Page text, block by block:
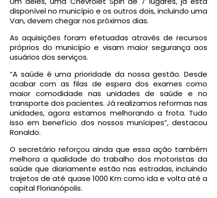
disponível no município e os outros dois, incluindo uma
Van, devem chegar nos próximos dias.
As aquisições foram efetuadas através de recursos
próprios do município e visam maior segurança aos
usuários dos serviços.
“A saúde é uma prioridade da nossa gestão. Desde
acabar com as filas de espera dos exames como
maior comodidade nas unidades de saúde e no
transporte dos pacientes. Já realizamos reformas nas
unidades, agora estamos melhorando a frota. Tudo
isso em benefício dos nossos munícipes”, destacou
Ronaldo.
O secretário reforçou ainda que essa ação também
melhora a qualidade do trabalho dos motoristas da
saúde que diariamente estão nas estradas, incluindo
trajetos de até quase 1000 Km como ida e volta até a
capital Florianópolis.